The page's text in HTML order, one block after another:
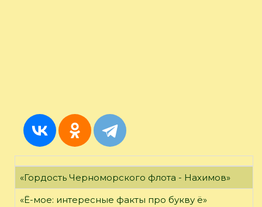
«Гордость Черноморского флота - Нахимов»
«Ё-мое: интересные факты про букву ё»